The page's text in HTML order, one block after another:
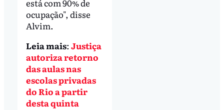
está com 90% de
ocupação", disse
Alvim.
Leia mais: Justiça
autoriza retorno
das aulas nas
escolas privadas
do Rio a partir
desta quinta